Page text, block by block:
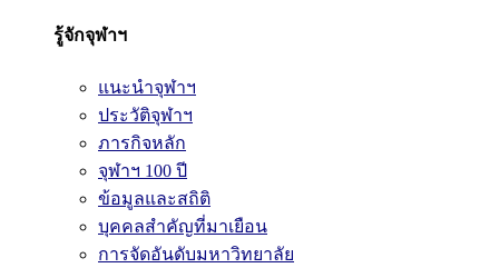
รู้จักจุฬาฯ
แนะนำจุฬาฯ
ประวัติจุฬาฯ
ภารกิจหลัก
จุฬาฯ 100 ปี
ข้อมูลและสถิติ
บุคคลสำคัญที่มาเยือน
การจัดอันดับมหาวิทยาลัย